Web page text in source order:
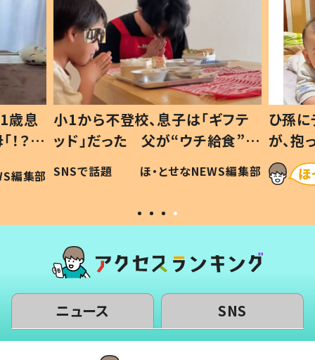
歳息
？」
編集部
小1から不登校、息子は「ギフテ
ッド」だった 父が“ウチ給食”を
作り続ける理由とは #令和の親
#令和の子
SNSで話題 ほ・とせなNEWS編集部
ひ孫
が、
「涙が
い」
ニュース SNS